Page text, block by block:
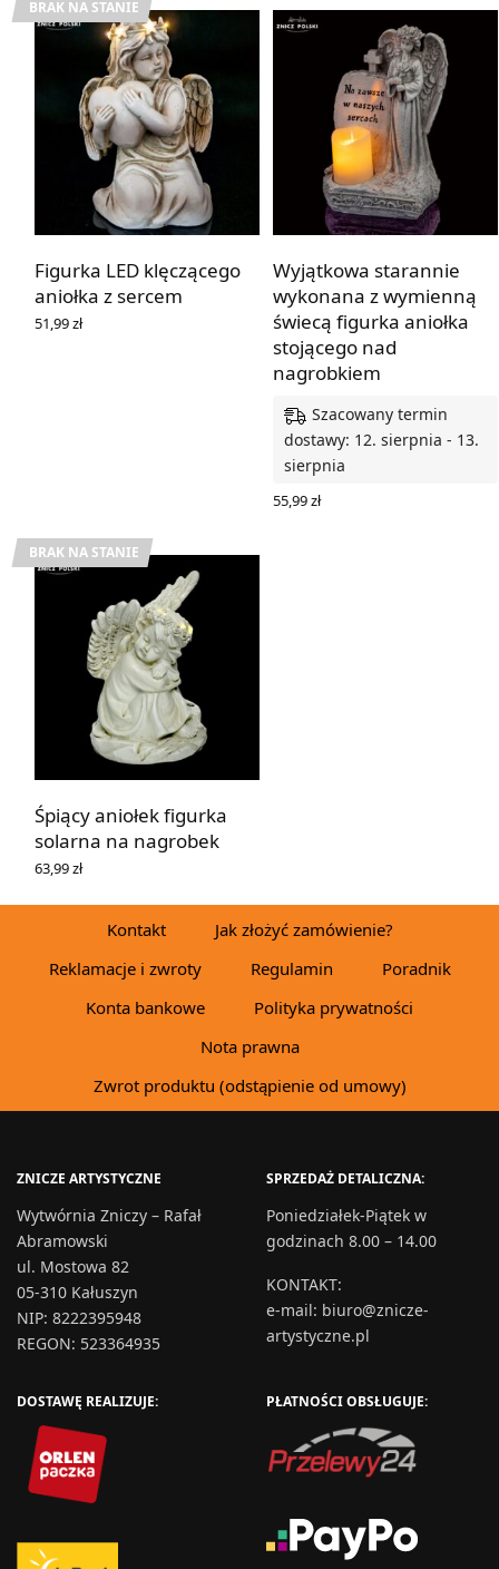
BRAK NA STANIE
Figurka LED klęczącego
aniołka z sercem
51,99zł
Wyjątkowa starannie
wykonana z wymienną
świecą figurka aniołka
stojącego nad
nagrobkiem
Szacowany termin
dostawy: 12. sierpnia - 13.
sierpnia
55,99zł
BRAK NA STANIE
Śpiący aniołek figurka
solarna na nagrobek
63,99zł
Kontakt
Jak złożyć zamówienie?
Reklamacje i zwroty
Regulamin
Poradnik
Konta bankowe
Polityka prywatności
Nota prawna
Zwrot produktu (odstąpienie od umowy)
ZNICZE ARTYSTYCZNE
Wytwórnia Zniczy – Rafał
Abramowski
ul. Mostowa 82
05-310 Kałuszyn
NIP: 8222395948
REGON: 523364935
SPRZEDAŻ DETALICZNA:
Poniedziałek-Piątek w
godzinach 8.00 – 14.00
KONTAKT:
e-mail: biuro@znicze-
artystyczne.pl
DOSTAWĘ REALIZUJE: PŁATNOŚCI OBSŁUGUJE: